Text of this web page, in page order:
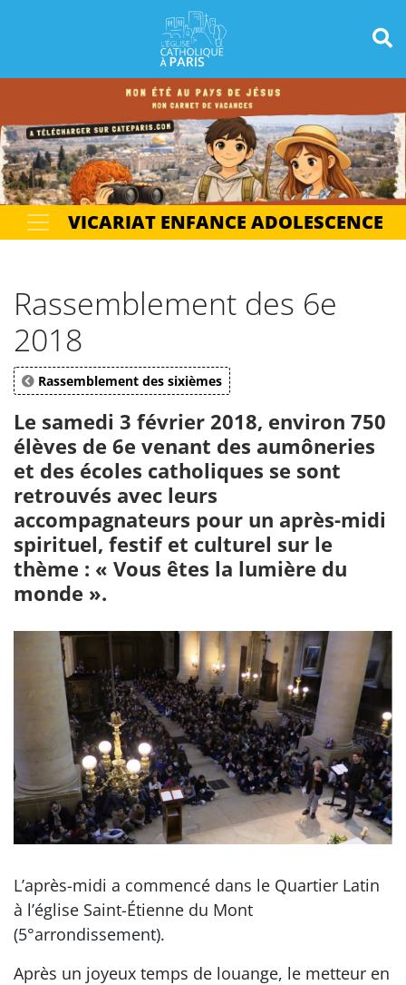
VICARIAT ENFANCE ADOLESCENCE
Rassemblement des 6e
2018
Rassemblement des sixièmes
Le samedi 3 février 2018, environ 750
élèves de 6e venant des aumôneries
et des écoles catholiques se sont
retrouvés avec leurs
accompagnateurs pour un après-midi
spirituel, festif et culturel sur le
thème : « Vous êtes la lumière du
monde ».
L’après-midi a commencé dans le Quartier Latin
à l’église Saint-Étienne du Mont
(5°arrondissement).
Après un joyeux temps de louange, le metteur en
Panneau de gestion des cookies